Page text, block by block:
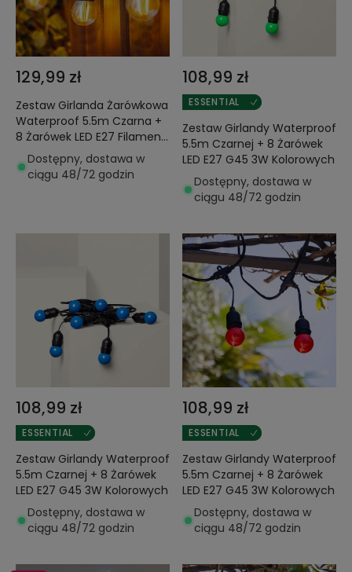
129,99 zł
Zestaw Girlanda Żarówkowa
Waterproof 5.5m Czarna +
8 Żarówek LED E27 Filament
4WDostępny, dostawa w
ciągu 48/72 godzin
108,99 zł
ESSENTIAL
Zestaw Girlandy Waterproof
5.5m Czarnej + 8 Żarówek
LED E27 G45 3W Kolorowych
Dostępny, dostawa w
ciągu 48/72 godzin
108,99 zł
ESSENTIAL
Zestaw Girlandy Waterproof
5.5m Czarnej + 8 Żarówek
LED E27 G45 3W Kolorowych
Dostępny, dostawa w
ciągu 48/72 godzin
108,99 zł
ESSENTIAL
Zestaw Girlandy Waterproof
5.5m Czarnej + 8 Żarówek
LED E27 G45 3W Kolorowych
Dostępny, dostawa w
ciągu 48/72 godzin